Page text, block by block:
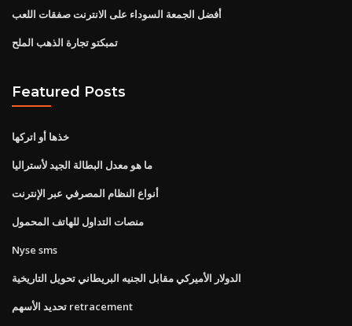
أفضل الجمعة السوداء على الانترنت صفقات اللعب
تمبكتو تجارة الذهب الملح
Featured Posts
خذها أو اتركها
ما هو معدل البطالة الجيد لأستراليا
أنواع النظام المصرفي عبر الإنترنت
منصات التداول للهاتف المحمول
Nyse sms
الدولار الأميركي مقابل الجنيه البريطاني تحويل التاريخية
تحديد الأسهم retracement